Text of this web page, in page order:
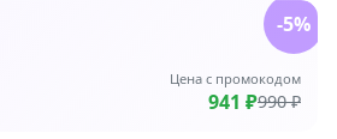
Цена с промокодом
941 ₽990 ₽
-5%